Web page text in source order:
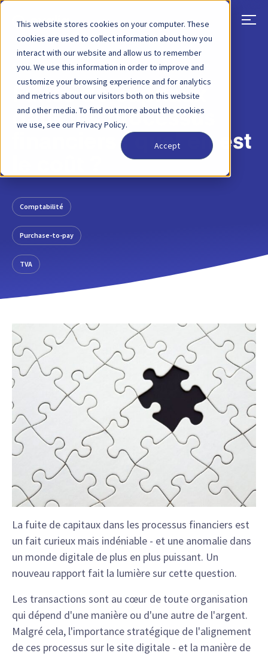
This website stores cookies on your computer. These
cookies are used to collect information about how you
interact with our website and allow us to remember
you. We use this information in order to improve and
customize your browsing experience and for analytics
and metrics about our visitors both on this website
and other media. To find out more about the cookies
we use, see our Privacy Policy.
Accept
RETOUR ARTICLE DE BLOG 14 AOÛT 2019
Fuites de capitaux
dans les processus
financiers : quel en est
Comptabilité
Purchase-to-pay
TVA
La fuite de capitaux dans les processus financiers est
un fait curieux mais indéniable - et une anomalie dans
un monde digitale de plus en plus puissant. Un
nouveau rapport fait la lumière sur cette question.
Les transactions sont au cœur de toute organisation
qui dépend d'une manière ou d'une autre de l'argent.
Malgré cela, l'importance stratégique de l'alignement
de ces processus sur le site digitale - et la manière de